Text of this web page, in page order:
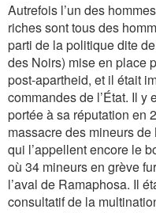
Autrefois l’un des
riches sont tous des
parti de la politique dite de
des Noirs) mise en place
post-apartheid, et il était
commandes de l’État. Il y
portée à sa réputation en
massacre des mineurs
qui l’appellent encore le
où 34 mineurs en grève
l’aval de Ramaphosa. Il
consultatif de la